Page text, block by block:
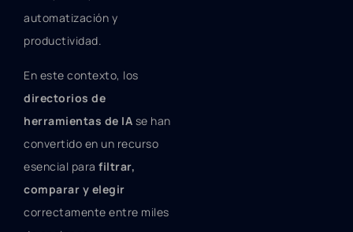
automatización y
productividad.
En este contexto, los
directorios de
herramientas de IA se han
convertido en un recurso
esencial para filtrar,
comparar y elegir
correctamente entre miles